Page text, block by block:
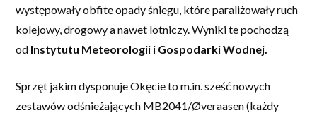
występowały obfite opady śniegu, które paraliżowały ruch
kolejowy, drogowy a nawet lotniczy. Wyniki te pochodzą
od Instytutu Meteorologii i Gospodarki Wodnej.
Sprzęt jakim dysponuje Okęcie to m.in. sześć nowych
zestawów odśnieżających MB2041/Øveraasen (każdy